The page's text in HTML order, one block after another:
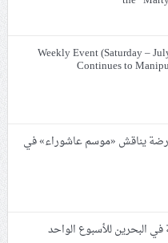
Weekly Event (Saturday –
Continues to
يناقش «موسم عاشوراء» في
البحرين للأسبوع الواحد